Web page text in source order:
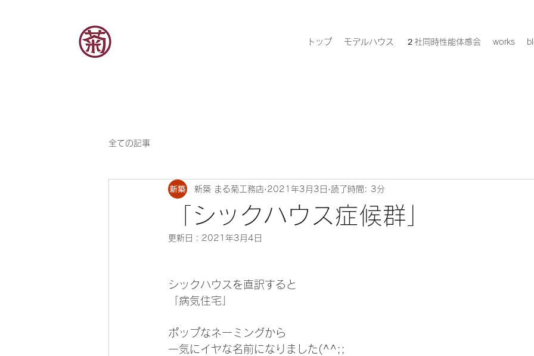
トップ モデルハウス ２社同時性能体感会 works
全ての記事
「シックハウス症候群」
新築 まる菊工務店 2021年3月3日 読了時間: 3分
更新日： 2021年3月4日
シックハウスを直訳すると
「病気住宅」
ポップなネーミングから
一気にイヤな名前になりました(^^;;